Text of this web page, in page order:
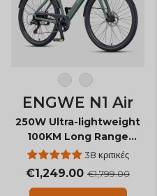
Γκρι ανθρακί
Πράσινο μελάνι
ENGWE N1 Air
250W Ultra-lightweight
100KM Long Range
Carbon Fiber City E-bike
38 κριτικές
€1,249.00 €1,799.00